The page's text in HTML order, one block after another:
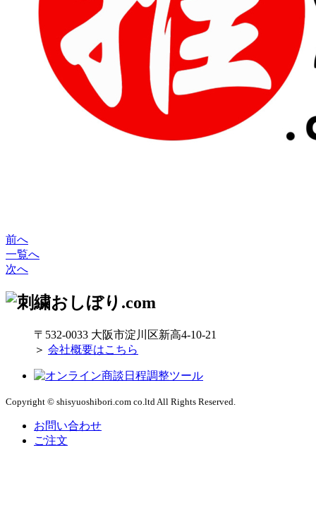
前へ
一覧へ
次へ
〒532-0033 大阪市淀川区新高4-10-21
＞ 会社概要はこちら
Copyright © shisyuoshibori.com co.ltd All Rights Reserved.
お問い合わせ
ご注文